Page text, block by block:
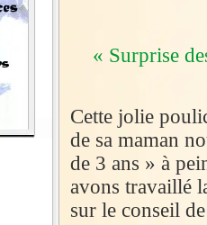
« Surprise
Cette jolie
de sa maman
de 3 ans » à
avons travaillé
sur le conseil